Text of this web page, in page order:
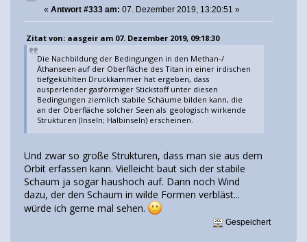
« Antwort #333 am: 07. Dezember 2019, 13:20:51 »
Zitat von: aasgeir am 07. Dezember 2019, 09:18:30
Die Nachbildung der Bedingungen in den Methan-/
Äthanseen auf der Oberfläche des Titan in einer irdischen
tiefgekühlten Druckkammer hat ergeben, dass
ausperlender gasförmiger Stickstoff unter diesen
Bedingungen ziemlich stabile Schäume bilden kann, die
an der Oberfläche solcher Seen als geologisch wirkende
Strukturen (Inseln; Halbinseln) erscheinen.
Und zwar so große Strukturen, dass man sie aus dem
Orbit erfassen kann. Vielleicht baut sich der stabile
Schaum ja sogar haushoch auf. Dann noch Wind
dazu, der den Schaum in wilde Formen verbläst...
würde ich gerne mal sehen.
Gespeichert